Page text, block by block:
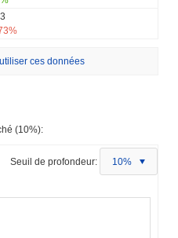
ces données
(10%):
Seuil de profondeur: 10%